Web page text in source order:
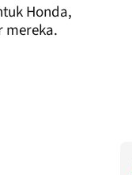
Honda,
mereka.